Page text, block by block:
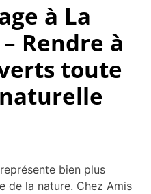
à La
Rendre à
toute
représente bien plus
de la nature. Chez Amis